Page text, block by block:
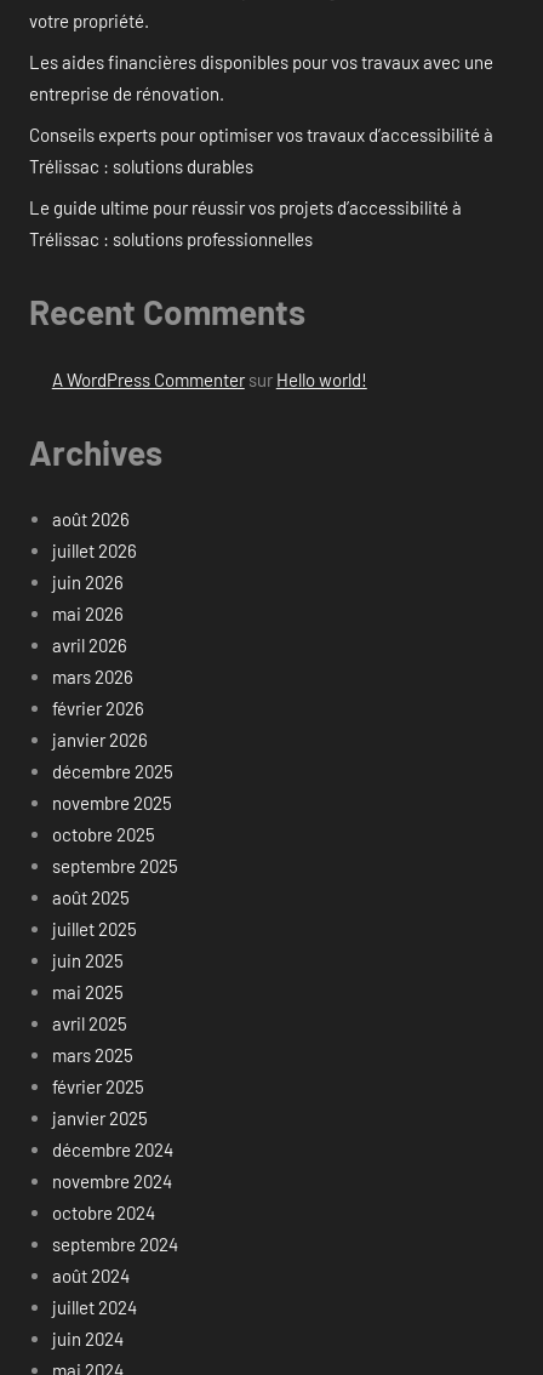
votre propriété.
Les aides financières disponibles pour vos travaux avec une
entreprise de rénovation.
Conseils experts pour optimiser vos travaux d’accessibilité à
Trélissac : solutions durables
Le guide ultime pour réussir vos projets d’accessibilité à
Trélissac : solutions professionnelles
Recent Comments
A WordPress Commentersur Hello world!
Archives
août 2026
juillet 2026
juin 2026
mai 2026
avril 2026
mars 2026
février 2026
janvier 2026
décembre 2025
novembre 2025
octobre 2025
septembre 2025
août 2025
juillet 2025
juin 2025
mai 2025
avril 2025
mars 2025
février 2025
janvier 2025
décembre 2024
novembre 2024
octobre 2024
septembre 2024
août 2024
juillet 2024
juin 2024
mai 2024